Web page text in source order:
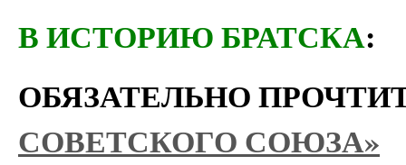
В ИСТОРИЮ БРАТСКА:
ОБЯЗАТЕЛЬНО
СОВЕТСКОГО СОЮЗА»